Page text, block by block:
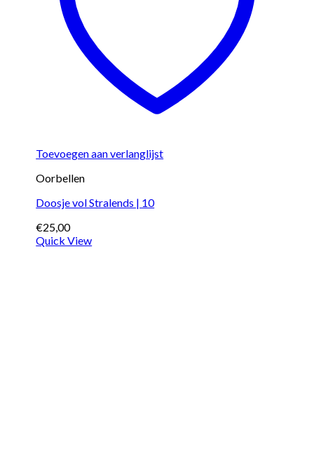
Toevoegen aan verlanglijst
Oorbellen
Doosje vol Stralends | 10
€25,00
Quick View